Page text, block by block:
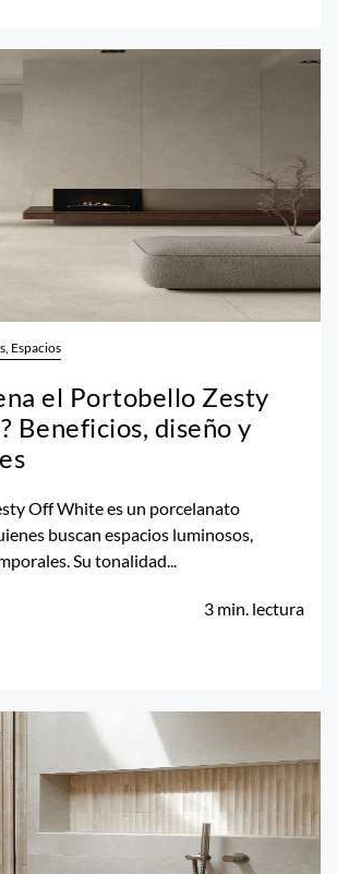
Espacios
el Portobello Zesty
Beneficios, diseño y
Off White es un porcelanato
buscan espacios luminosos,
Su tonalidad...
3 min. lectura